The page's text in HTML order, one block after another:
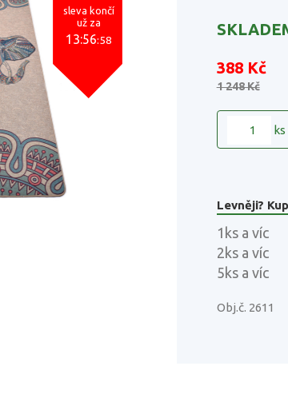
sleva končí
už za
13:56:57
388 Kč
1 248 Kč
ks
Levněji?
1ks a víc
2ks a víc
5ks a víc
Obj.č. 2611